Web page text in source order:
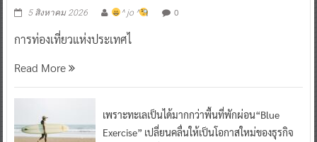
5 สิงหาคม 2026 ^ jo ^ 0
การท่องเที่ยวแห่งประเทศไ
Read More
เพราะทะเลเป็นได้มากกว่าพื้นที่พักผ่อน“Blue
Exercise” เปลี่ยนคลื่นให้เป็นโอกาสใหม่ของธุรกิจ